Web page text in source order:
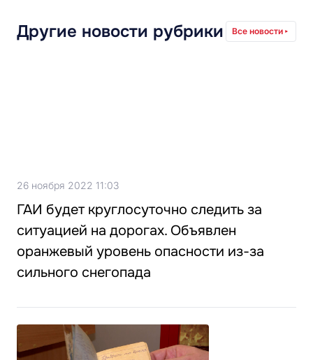
Другие новости рубрики Все новости
26 ноября 2022 11:03
ГАИ будет круглосуточно следить за
ситуацией на дорогах. Объявлен
оранжевый уровень опасности из-за
сильного снегопада